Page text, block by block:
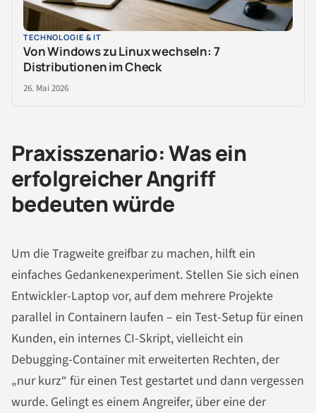
TECHNOLOGIE & IT
Von Windows zu Linux wechseln: 7
Distributionen im Check
26. Mai 2026
Praxisszenario: Was ein
erfolgreicher Angriff
bedeuten würde
Um die Tragweite greifbar zu machen, hilft ein
einfaches Gedankenexperiment. Stellen Sie sich einen
Entwickler-Laptop vor, auf dem mehrere Projekte
parallel in Containern laufen – ein Test-Setup für einen
Kunden, ein internes CI-Skript, vielleicht ein
Debugging-Container mit erweiterten Rechten, der
„nur kurz“ für einen Test gestartet und dann vergessen
wurde. Gelingt es einem Angreifer, über eine der